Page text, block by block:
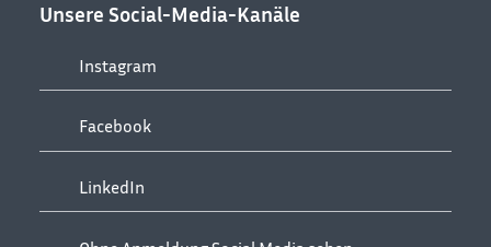
Unsere Social-Media-Kanäle
Instagram
Facebook
LinkedIn